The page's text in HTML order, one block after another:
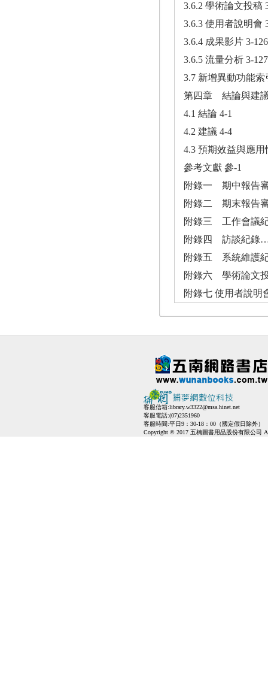
3.6.2 學術論文投稿
3.6.3 使用者說明會
3.6.4 成果影片 3-126
3.6.5 流量分析 3-127
3.7 新增異動功能索
第四章 結論與建
4.1 結論 4-1
4.2 建議 4-4
4.3 預期效益與應用
參考文獻 參-1
附錄一 期中報
附錄二 期末報
附錄三 工作
附錄四 訪談
附錄五 系統
附錄六 學術論
附錄七 使用者
客服信箱:library.w3322@msa.hinet.net
客服電話:(07)2351960
客服時間:平日9：30-18：00（國定假日除外）
Copyright © 2017 五楠圖書用品股份有限公司